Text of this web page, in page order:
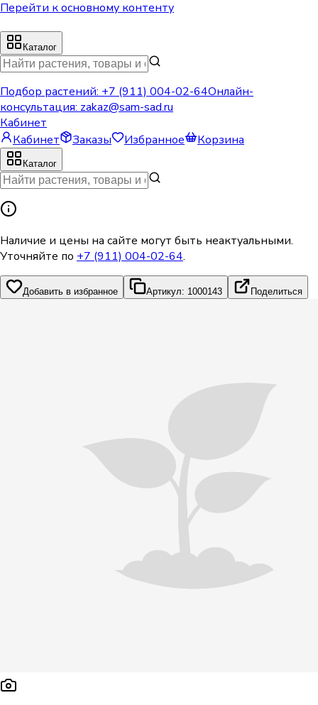
Перейти к основному контенту
Каталог
Подбор растений: +7 (911) 004-02-64Онлайн-
консультация: zakaz@sam-sad.ru
Кабинет
Кабинет
Заказы Избранное Корзина
Каталог
Наличие и цены на сайте могут быть неактуальными.
Уточняйте по +7 (911) 004-02-64.
Добавить в избранное Артикул: 1000143 Поделиться